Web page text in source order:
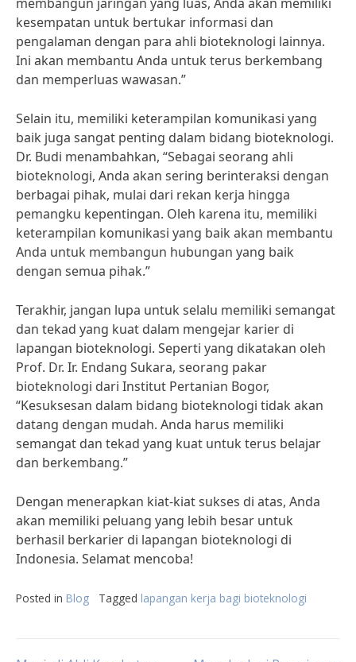
kesempatan untuk bertukar informasi dan
pengalaman dengan para ahli bioteknologi lainnya.
Ini akan membantu Anda untuk terus berkembang
dan memperluas wawasan.”
Selain itu, memiliki keterampilan komunikasi yang
baik juga sangat penting dalam bidang bioteknologi.
Dr. Budi menambahkan, “Sebagai seorang ahli
bioteknologi, Anda akan sering berinteraksi dengan
berbagai pihak, mulai dari rekan kerja hingga
pemangku kepentingan. Oleh karena itu, memiliki
keterampilan komunikasi yang baik akan membantu
Anda untuk membangun hubungan yang baik
dengan semua pihak.”
Terakhir, jangan lupa untuk selalu memiliki semangat
dan tekad yang kuat dalam mengejar karier di
lapangan bioteknologi. Seperti yang dikatakan oleh
Prof. Dr. Ir. Endang Sukara, seorang pakar
bioteknologi dari Institut Pertanian Bogor,
“Kesuksesan dalam bidang bioteknologi tidak akan
datang dengan mudah. Anda harus memiliki
semangat dan tekad yang kuat untuk terus belajar
dan berkembang.”
Dengan menerapkan kiat-kiat sukses di atas, Anda
akan memiliki peluang yang lebih besar untuk
berhasil berkarier di lapangan bioteknologi di
Indonesia. Selamat mencoba!
Posted in Blog Tagged lapangan kerja bagi bioteknologi